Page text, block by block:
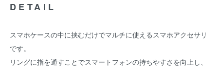
DETAIL
スマホケースの中に挟むだけでマルチに使えるスマホアクセサリ
です。
リングに指を通すことでスマートフォンの持ちやすさを向上し、